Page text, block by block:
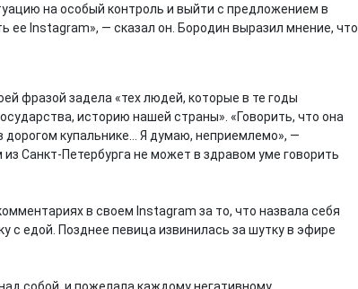
на особый контроль и выйти с предложением в
ее Instagram», — сказал он. Бородин выразил мнение, что
фразой задела «тех людей, которые в те годы
историю нашей страны». «Говорить, что она
дорогом купальнике… Я думаю, неприемлемо», —
Санкт-Петербурга не может в здравом уме говорить
в своем Instagram за то, что назвала себя
с едой. Позднее певица извинилась за шутку в эфире